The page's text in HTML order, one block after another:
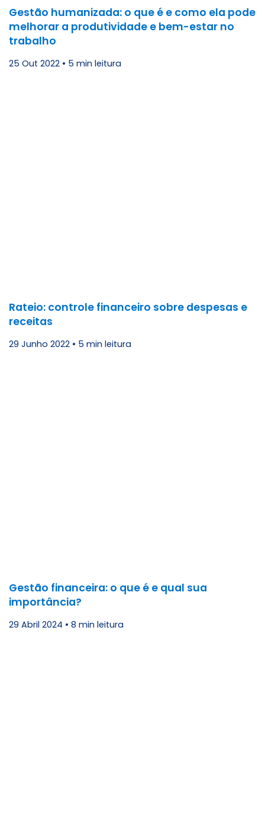
Gestão humanizada: o que é e como ela pode
melhorar a produtividade e bem-estar no
trabalho
25 Out 2022 • 5 min leitura
Rateio: controle financeiro sobre despesas e
receitas
29 Junho 2022 • 5 min leitura
Gestão financeira: o que é e qual sua
importância?
29 Abril 2024 • 8 min leitura